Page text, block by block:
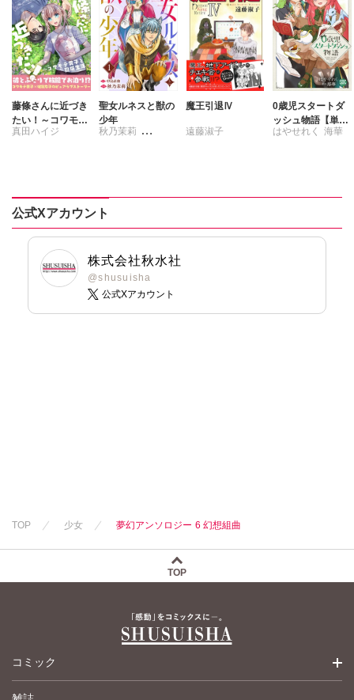
藤條さんに近づき
たい！～コワモテ
男子と同居生活～
真田ハイジ
聖女ルネスと獣の
少年
秋乃茉莉
魔王引退Ⅳ
遠藤淑子
0歳児スタートダ
ッシュ物語【単行
本版】7
はやせれく 海華
公式Xアカウント
株式会社秋水社
@shusuisha
公式Xアカウント
TOP 少女 夢幻アンソロジー 6 幻想組曲
TOP
コミック